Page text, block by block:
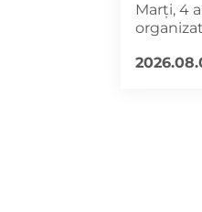
Marți, 4